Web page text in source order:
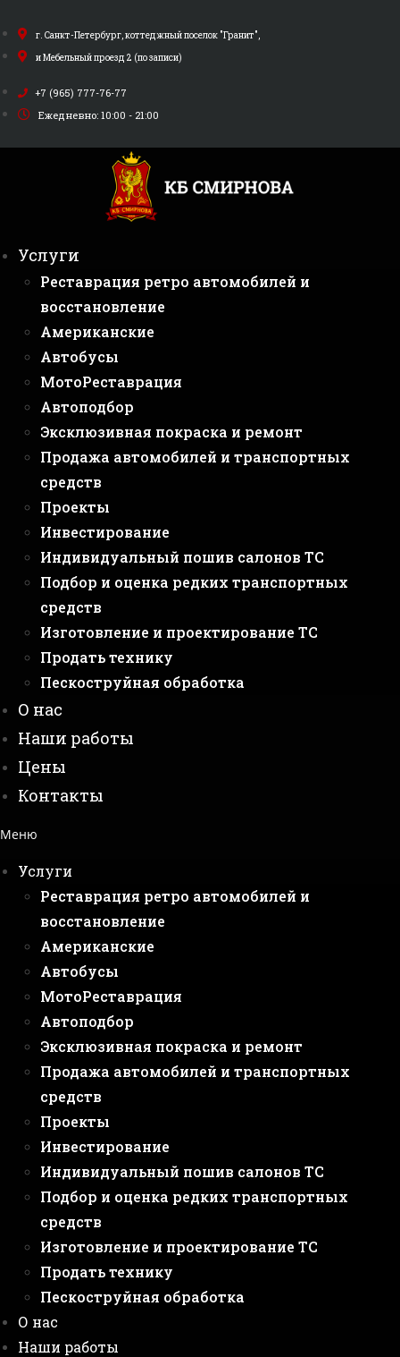
к
содержимому
г. Санкт-Петербург, коттеджный поселок "Гранит",
и Мебельный проезд 2 (по записи)
+7 (965) 777-76-77
Ежедневно: 10:00 - 21:00
Услуги
Реставрация ретро автомобилей и
восстановление
Американские
Автобусы
МотоРеставрация
Автоподбор
Эксклюзивная покраска и ремонт
Продажа автомобилей и транспортных
средств
Проекты
Инвестирование
Индивидуальный пошив салонов ТС
Подбор и оценка редких транспортных
средств
Изготовление и проектирование ТС
Продать технику
Пескоструйная обработка
О нас
Наши работы
Цены
Контакты
Меню
Услуги
Реставрация ретро автомобилей и
восстановление
Американские
Автобусы
МотоРеставрация
Автоподбор
Эксклюзивная покраска и ремонт
Продажа автомобилей и транспортных
средств
Проекты
Инвестирование
Индивидуальный пошив салонов ТС
Подбор и оценка редких транспортных
средств
Изготовление и проектирование ТС
Продать технику
Пескоструйная обработка
О нас
Наши работы